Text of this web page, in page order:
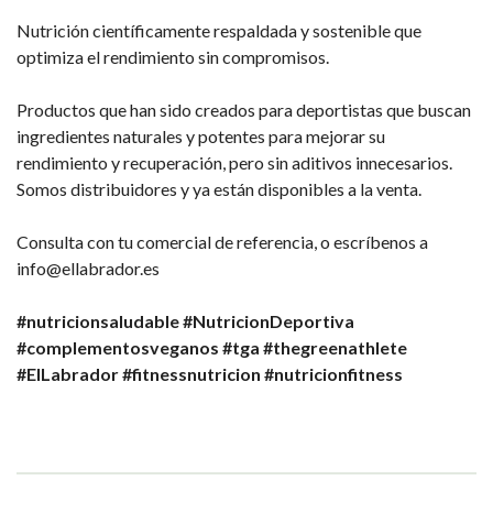
Nutrición científicamente respaldada y sostenible que
optimiza el rendimiento sin compromisos.
Productos que han sido creados para deportistas que buscan
ingredientes naturales y potentes para mejorar su
rendimiento y recuperación, pero sin aditivos innecesarios.
Somos distribuidores y ya están disponibles a la venta.
Consulta con tu comercial de referencia, o escríbenos a
info@ellabrador.es
#nutricionsaludable#NutricionDeportiva
#complementosveganos #tga #thegreenathlete
#ElLabrador#fitnessnutricion #nutricionfitness